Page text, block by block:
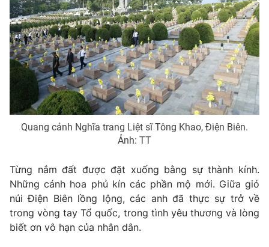
Quang cảnh Nghĩa trang Liệt sĩ Tông Khao, Điện Biên.
Ảnh: TT
Từng nắm đất được đặt xuống bằng sự thành kính.
Những cánh hoa phủ kín các phần mộ mới. Giữa gió
núi Điện Biên lồng lộng, các anh đã thực sự trở về
trong vòng tay Tổ quốc, trong tình yêu thương và lòng
biết ơn vô hạn của nhân dân.